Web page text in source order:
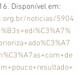
Disponível em:
noticias/5904